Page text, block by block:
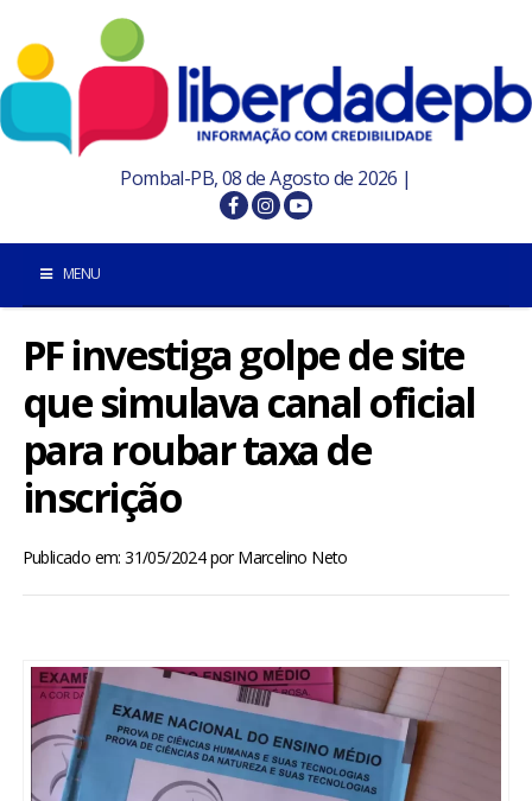
Pombal-PB, 08 de Agosto de 2026 |
MENU
INÍCIO
POMBAL E REGIÃO
ESPORTES
ENTRETENIMENTO
PF investiga golpe de site
que simulava canal oficial
para roubar taxa de
inscrição
Publicado em: 31/05/2024porMarcelino Neto